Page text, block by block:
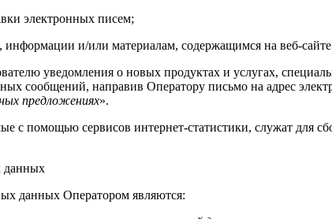
электронных писем;
информации и/или материалам, содержащимся на веб-
уведомления о новых продуктах и услугах,
сообщений, направив Оператору письмо на адрес
предложениях».
с помощью сервисов интернет-статистики, служат для
данных
данных Оператором являются: